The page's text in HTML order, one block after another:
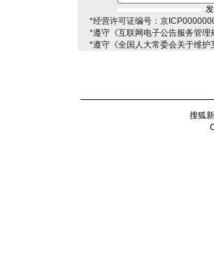
*经营许可证编号：京
*遵守《互联网电子公告服务管理
*遵守《全国人大常委会关于维护
搜狐